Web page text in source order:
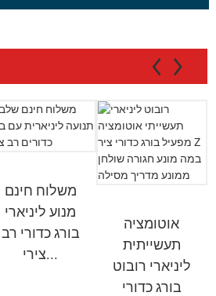
משלוח חינם
מנוע ליניארי
בורג כדורי רב
צירי...
אוטומציה
תעשייתית
ליניארי רובוט
בורג כדורי